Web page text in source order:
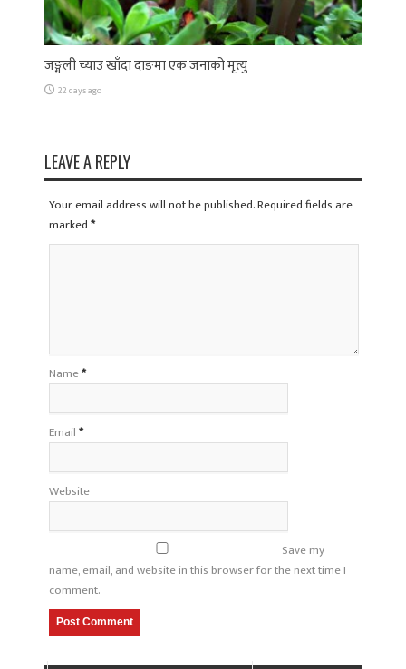
जङ्गली च्याउ खाँदा दाङमा एक जनाको मृत्यु
22 days ago
LEAVE A REPLY
Your email address will not be published. Required fields are
marked*
Name*
Email*
Website
Save my
name, email, and website in this browser for the next time I
comment.